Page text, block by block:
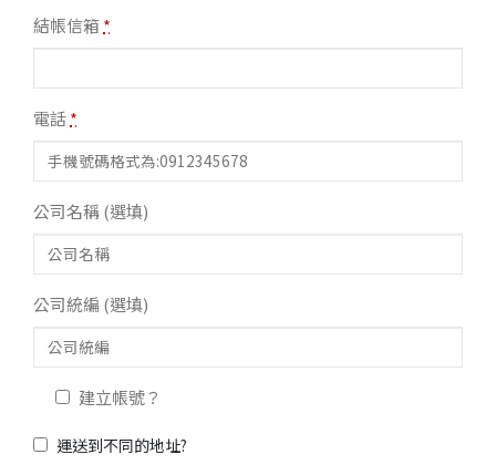
結帳信箱 *
電話*
公司名稱(選填)
公司統編 (選填)
建立帳號？
運送到不同的地址?